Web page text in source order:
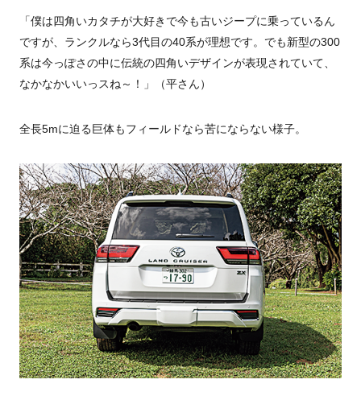
「僕は四角いカタチが大好きで今も古いジープに乗っているん
ですが、ランクルなら3代目の40系が理想です。でも新型の300
系は今っぽさの中に伝統の四角いデザインが表現されていて、
なかなかいいっスね～！」（平さん）
全長5mに迫る巨体もフィールドなら苦にならない様子。